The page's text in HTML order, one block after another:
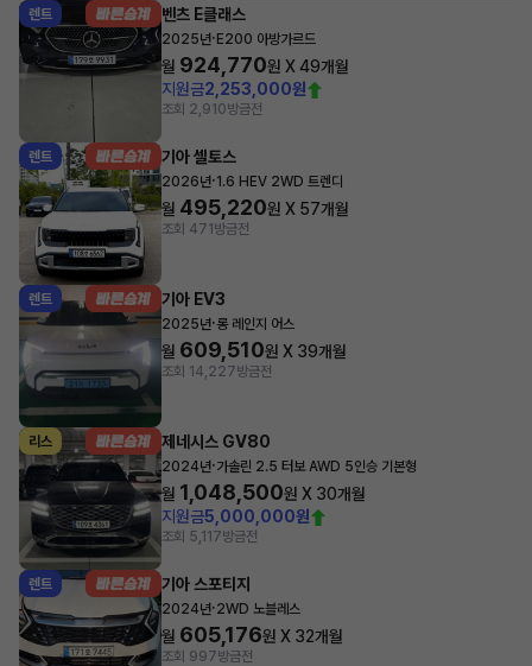
렌트 벤츠 E클래스
2025년· E200 아방가르드
월 924,770원 X49개월
지원금2,253,000원
조회 2,910방금전
렌트 기아 셀토스
2026년·1.6 HEV 2WD 트렌디
월 495,220원 X 57개월
조회 471 방금전
렌트 기아 EV3
2025년·롱 레인지 어스
월 609,510원 X 39개월
조회 14,227방금전
리스 제네시스 GV80
2024년·가솔린 2.5 터보 AWD 5인승 기본형
월 1,048,500원 X 30개월
지원금5,000,000원
조회 5,117방금전
렌트 기아 스포티지
2024년·2WD 노블레스
월 605,176원 X 32개월
조회 997방금전